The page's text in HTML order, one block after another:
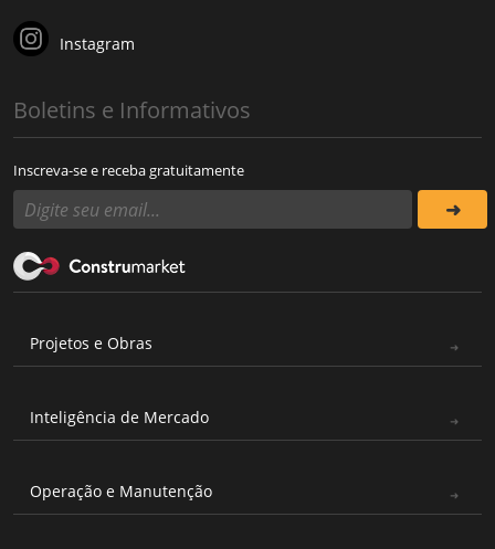
Instagram
Boletins e Informativos
Inscreva-se e receba gratuitamente
Projetos e Obras
Inteligência de Mercado
Operação e Manutenção